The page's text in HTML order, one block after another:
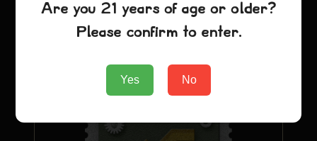
Voeg toe aan winkelwagen
Are you 21 years of age or older?
Please confirm to enter.
Yes No